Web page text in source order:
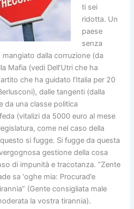
ti sei
ridotta. Un
paese
senza
dalla corruzione (da
Mafia (vedi Dell’Utri che ha
che ha guidato l’Italia per 20
dalle tangenti (dalla
da una classe politica
(vitalizi da 5000 euro al mese
come nel caso della
si fugge. Si fugge da questa
gestione della cosa
di impunità e tracotanza. “Zente
sa ‘oghe mia: Procurad’e
(Gente consigliata male
la vostra tirannia).